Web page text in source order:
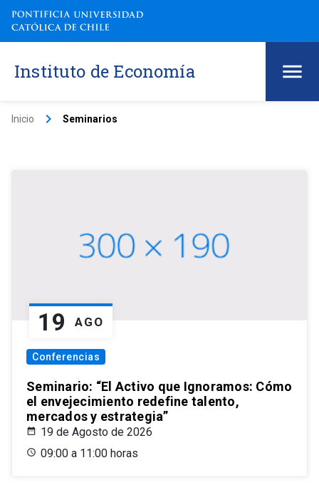
Instituto de Economía
Inicio keyboard_arrow_right Seminarios
19 AGO
Conferencias
Seminario: “El Activo que Ignoramos: Cómo
el envejecimiento redefine talento,
mercados y estrategia”
19 de Agosto de 2026
09:00 a 11:00 horas